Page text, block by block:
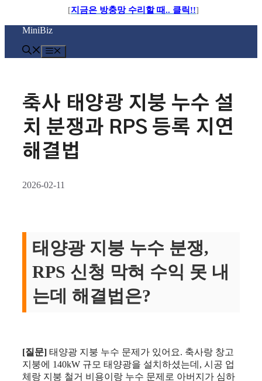
[지금은 방충망 수리할 때.. 클릭!!]
컨
로
MiniBiz
축사 태양광 지붕 누수 설
치 분쟁과 RPS 등록 지연
해결법
2026-02-11
태양광 지붕 누수 분쟁,
RPS 신청 막혀 수익 못 내
는데 해결법은?
[질문] 태양광 지붕 누수 문제가 있어요. 축사랑 창고
지붕에 140kW 규모 태양광을 설치하셨는데, 시공 업
체랑 지붕 철거 비용이랑 누수 문제로 아버지가 심하